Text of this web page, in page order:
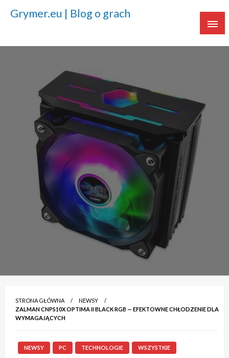
Grymer.eu | Blog o grach
STRONA GŁÓWNA
NEWSY
ZALMAN CNPS10X OPTIMA II BLACK RGB — EFEKTOWNE CHŁODZENIE DLA
WYMAGAJĄCYCH
NEWSY PC TECHNOLOGIE WSZYSTKIE